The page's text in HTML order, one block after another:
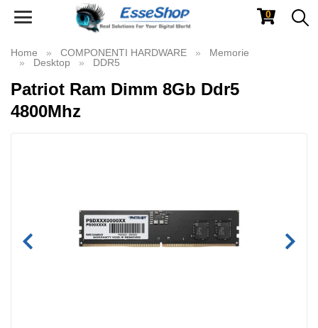
Toggle
0
Home COMPONENTI HARDWARE
Memorie
Desktop
DDR5
Patriot Ram Dimm 8Gb Ddr5
4800Mhz